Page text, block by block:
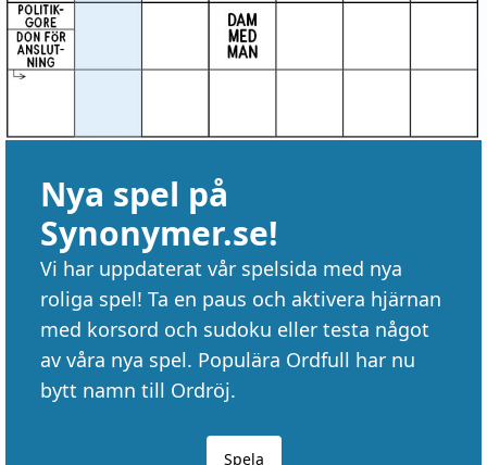
Nya spel på
Synonymer.se!
Vi har uppdaterat vår spelsida med nya
roliga spel! Ta en paus och aktivera hjärnan
med korsord och sudoku eller testa något
av våra nya spel. Populära Ordfull har nu
bytt namn till Ordröj.
Spela